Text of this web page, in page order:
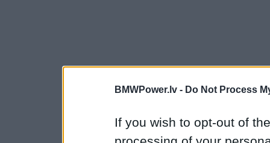
BMWPower.lv - Do Not Process
If you wish to opt-out of